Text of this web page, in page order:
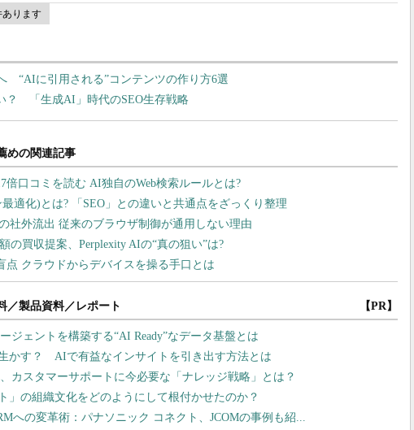
あります
“AIに引用される”コンテンツの作り方6選
？ 「生成AI」時代のSEO生存戦略
／製品資料／レポート 【PR】
ジェントを構築する“AI Ready”なデータ基盤とは
かす？ AIで有益なインサイトを引き出す方法とは
カスタマーサポートに今必要な「ナレッジ戦略」とは？
」の組織文化をどのようにして根付かせたのか？
への変革術：パナソニック コネクト、JCOMの事例も紹...